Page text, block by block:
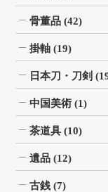
骨董品(42)
掛軸(19)
日本刀・刀剣
中国美術(1)
茶道具(10)
遺品(12)
古銭(7)